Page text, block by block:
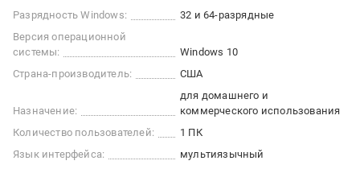
Разрядность Windows:
32 и 64-разрядные
Версия операционной
системы:
Windows 10
Страна-производитель:
США
Назначение:
для домашнего и
коммерческого использования
Количество пользователей:
1 ПК
Язык интерфейса:
мультиязычный